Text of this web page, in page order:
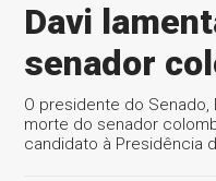
Davi
senador
O presidente do Senado,
morte do senador
candidato à Presidência